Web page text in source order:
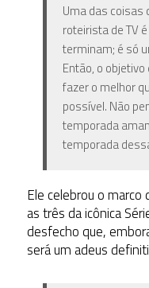
Uma das coisas
roteirista de TV
terminam; é só
Então, o
fazer o melhor
possível. Não
temporada
temporada
Ele celebrou o
as três da icônica
desfecho que,
será um adeus